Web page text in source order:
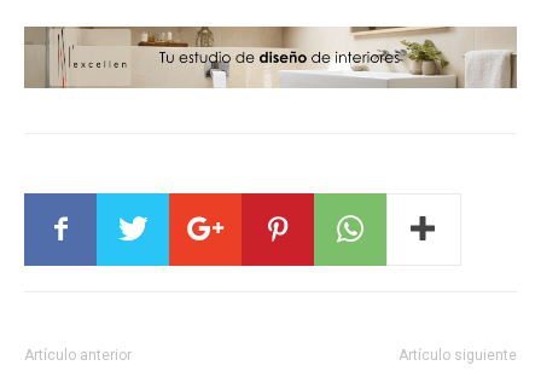
Artículo anterior Artículo siguiente